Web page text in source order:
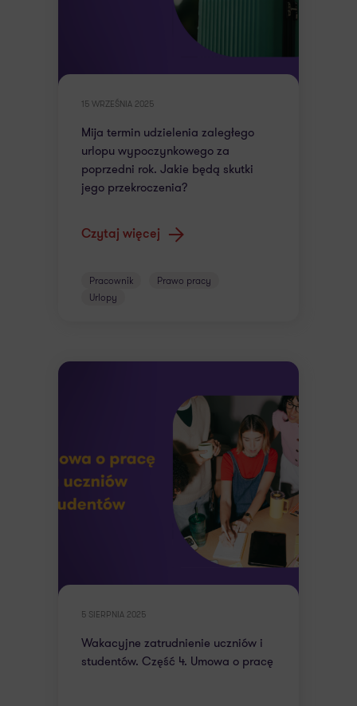
15 WRZEŚNIA 2025
Mija termin udzielenia zaległego
urlopu wypoczynkowego za
poprzedni rok. Jakie będą skutki
jego przekroczenia?
Czytaj więcej
Pracownik
Prawo pracy
Urlopy
5 SIERPNIA 2025
Wakacyjne zatrudnienie uczniów i
studentów. Część 4. Umowa o pracę